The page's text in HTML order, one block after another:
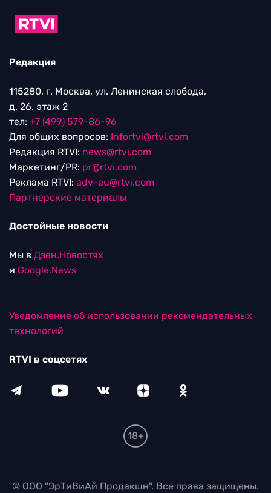
Редакция
115280, г. Москва, ул. Ленинская слобода,
д. 26, этаж 2
тел: +7 (499) 579-86-96
Для общих вопросов: Infortvi@rtvi.com
Редакция RTVI: news@rtvi.com
Маркетинг/PR: pr@rtvi.com
Реклама RTVI: adv-eu@rtvi.com
Партнерские материалы
Достойные новости
Мы в Дзен.Новостях
и Google.News
Уведомление об использовании рекомендательных
технологий
RTVI в соцсетях
18+
© ООО "ЭрТиВиАй Продакшн". Все права защищены.